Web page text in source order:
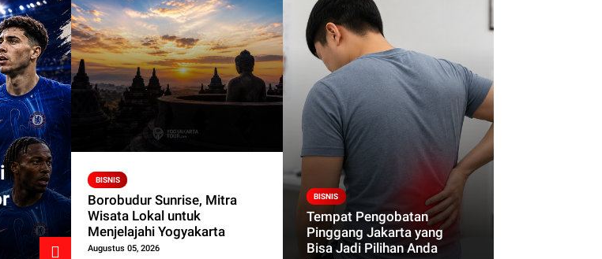
WBP Rutan Kandangan Ikuti Nonton
Bareng Film Inspiratif sebagai Bagian
Pembinaan Kepribadian
Augustus 01, 2026
BISNIS
Borobudur Sunrise, Mitra
Wisata Lokal untuk
Menjelajahi Yogyakarta
Augustus 05, 2026
BISNIS
Tempat Pengobatan
Pinggang Jakarta yang
Bisa Jadi Pilihan Anda